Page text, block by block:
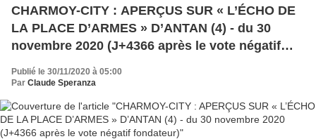
CHARMOY-CITY : APERÇUS SUR « L’ÉCHO DE
LA PLACE D’ARMES » D’ANTAN (4) - du 30
novembre 2020 (J+4366 après le vote négatif
fondateur)
Publié le 30/11/2020 à 05:00
Par Claude Speranza